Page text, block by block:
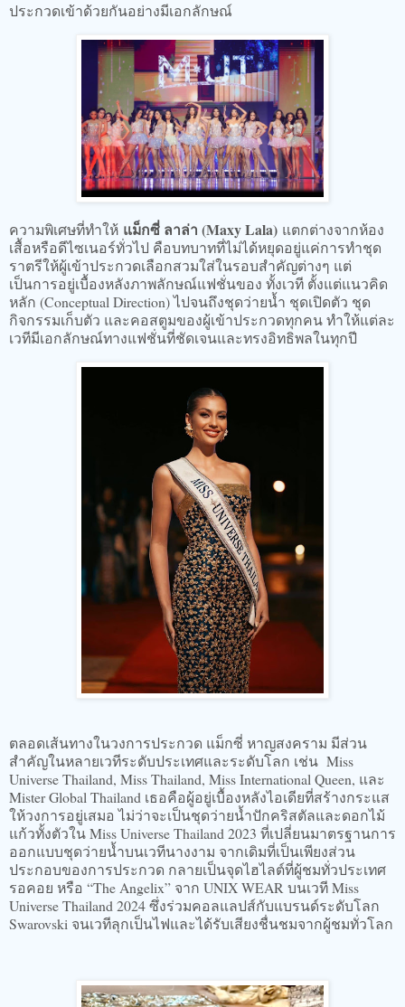
ประกวดเข้าด้วยกันอย่างมีเอกลักษณ์
ความพิเศษที่ทำให้ แม็กซี่ ลาล่า (Maxy Lala) แตกต่างจากห้อง
เสื้อหรือดีไซเนอร์ทั่วไป คือบทบาทที่ไม่ได้หยุดอยู่แค่การทำชุด
ราตรีให้ผู้เข้าประกวดเลือกสวมใส่ในรอบสำคัญต่างๆ แต่
เป็นการอยู่เบื้องหลังภาพลักษณ์แฟชั่นของ ทั้งเวที ตั้งแต่แนวคิด
หลัก (Conceptual Direction) ไปจนถึงชุดว่ายน้ำ ชุดเปิดตัว ชุด
กิจกรรมเก็บตัว และคอสตูมของผู้เข้าประกวดทุกคน ทำให้แต่ละ
เวทีมีเอกลักษณ์ทางแฟชั่นที่ชัดเจนและทรงอิทธิพลในทุกปี
ตลอดเส้นทางในวงการประกวด แม็กซี่ หาญสงคราม มีส่วน
สำคัญในหลายเวทีระดับประเทศและระดับโลก เช่น Miss
Universe Thailand, Miss Thailand, Miss International Queen, และ
Mister Global Thailand เธอคือผู้อยู่เบื้องหลังไอเดียที่สร้างกระแส
ให้วงการอยู่เสมอ ไม่ว่าจะเป็นชุดว่ายน้ำปักคริสตัลและดอกไม้
แก้วทั้งตัวใน Miss Universe Thailand 2023 ที่เปลี่ยนมาตรฐานการ
ออกแบบชุดว่ายน้ำบนเวทีนางงาม จากเดิมที่เป็นเพียงส่วน
ประกอบของการประกวด กลายเป็นจุดไฮไลต์ที่ผู้ชมทั่วประเทศ
รอคอย หรือ “The Angelix” จาก UNIX WEAR บนเวที Miss
Universe Thailand 2024 ซึ่งร่วมคอลแลปส์กับแบรนด์ระดับโลก
Swarovski จนเวทีลุกเป็นไฟและได้รับเสียงชื่นชมจากผู้ชมทั่วโลก